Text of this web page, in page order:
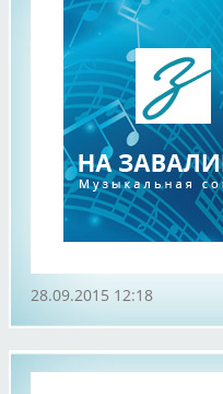
28.09.2015 12:18